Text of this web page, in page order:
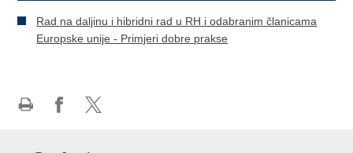
Rad na daljinu i hibridni rad u RH i odabranim članicama
Europske unije - Primjeri dobre prakse